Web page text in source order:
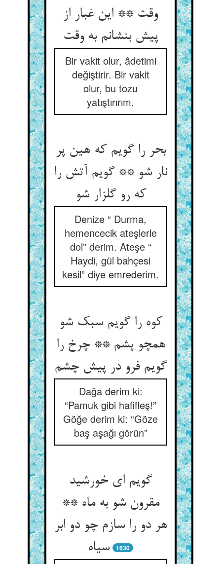
وقت ** این غبار از
پیش بنشانم به وقت‏
Bir vakit olur, âdetimi
değiştirir. Bir vakit
olur, bu tozu
yatıştırırım.
بحر را گویم که هین پر
نار شو ** گویم آتش را
که رو گلزار شو
Denize “ Durma,
hemencecik ateşlerle
dol” derim. Ateşe “
Haydi, gül bahçesi
kesil” diye emrederim.
کوه را گویم سبک شو
همچو پشم ** چرخ را
گویم فرو در پیش چشم‏
Dağa derim ki:
“Pamuk gibi hafifleş!”
Göğe derim ki: “Göze
baş aşağı görün”
گویم ای خورشید
مقرون شو به ماه **
هر دو را سازم چو دو ابر
سیاه‏
1630